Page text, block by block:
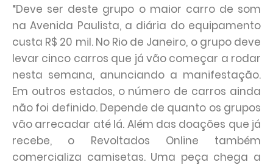
“Deve ser deste grupo o maior carro de som
na Avenida Paulista, a diária do equipamento
custa R$ 20 mil. No Rio de Janeiro, o grupo deve
levar cinco carros que já vão começar a rodar
nesta semana, anunciando a manifestação.
Em outros estados, o número de carros ainda
não foi definido. Depende de quanto os grupos
vão arrecadar até lá. Além das doações que já
recebe, o Revoltados Online também
comercializa camisetas. Uma peça chega a